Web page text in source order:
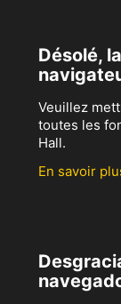
Désolé,
Veuillez
toutes les
Hall.
En savoir